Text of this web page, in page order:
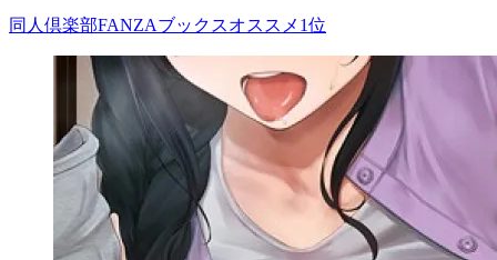
同人倶楽部FANZAブックスオススメ1位